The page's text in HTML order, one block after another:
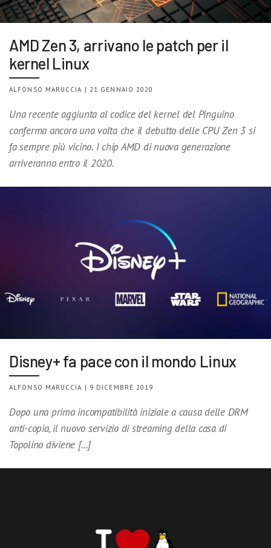
AMD Zen 3, arrivano le patch per il
kernel Linux
ALFONSO MARUCCIA | 21 GENNAIO 2020
Una recente aggiunta al codice del kernel del Pinguino
conferma ancora una volta che il debutto delle CPU Zen 3 si
fa sempre più vicino. I chip AMD di nuova generazione
arriveranno entro il 2020.
Disney+ fa pace con il mondo Linux
ALFONSO MARUCCIA | 9 DICEMBRE 2019
Dopo una prima incompatibilità iniziale a causa delle DRM
anti-copia, il nuovo servizio di streaming della casa di
Topolino diviene […]